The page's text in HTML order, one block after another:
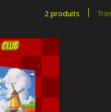
2 produits